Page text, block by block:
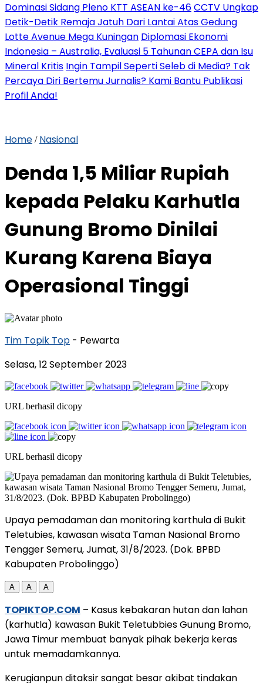
Dominasi Sidang Pleno KTT ASEAN ke-46CCTV Ungkap
Detik-Detik Remaja Jatuh Dari Lantai Atas Gedung
Lotte Avenue Mega Kuningan Diplomasi Ekonomi
Indonesia – Australia, Evaluasi 5 Tahunan CEPA dan Isu
Mineral Kritis Ingin Tampil Seperti Seleb di Media? Tak
Percaya Diri Bertemu Jurnalis? Kami Bantu Publikasi
Profil Anda!
Home / Nasional
Denda 1,5 Miliar Rupiah
kepada Pelaku Karhutla
Gunung Bromo Dinilai
Kurang Karena Biaya
Operasional Tinggi
Tim Topik Top - Pewarta
Selasa, 12 September 2023
URL berhasil dicopy
URL berhasil dicopy
Upaya pemadaman dan monitoring karthula di Bukit
Teletubies, kawasan wisata Taman Nasional Bromo
Tengger Semeru, Jumat, 31/8/2023. (Dok. BPBD
Kabupaten Probolinggo)
A A A
TOPIKTOP.COM – Kasus kebakaran hutan dan lahan
(karhutla) kawasan Bukit Teletubbies Gunung Bromo,
Jawa Timur membuat banyak pihak bekerja keras
untuk memadamkannya.
Kerugianpun ditaksir sangat besar akibat tindakan